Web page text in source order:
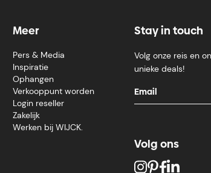
Meer
Pers & Media
Inspiratie
Ophangen
Verkooppunt worden
Login reseller
Zakelijk
Werken bij WIJCK.
Stay in touch
Volg onze reis en
unieke deals!
Volg ons